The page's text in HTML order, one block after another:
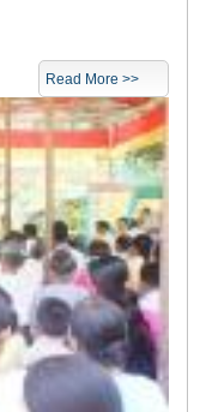
Read More >>